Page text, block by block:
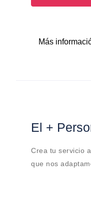
Más
El +
Crea tu servicio
que nos